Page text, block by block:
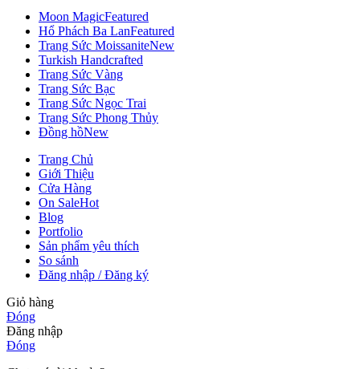
Moon MagicFeatured
Hổ Phách Ba LanFeatured
Trang Sức MoissaniteNew
Turkish Handcrafted
Trang Sức Vàng
Trang Sức Bạc
Trang Sức Ngọc Trai
Trang Sức Phong Thủy
Đồng hồNew
Trang Chủ
Giới Thiệu
Cửa Hàng
On SaleHot
Blog
Portfolio
Sản phẩm yêu thích
So sánh
Đăng nhập / Đăng ký
Giỏ hàng
Đóng
Đăng nhập
Đóng